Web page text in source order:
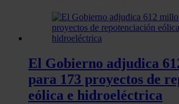
El Gobierno adjudica
para 173 proyectos de
eólica e hidroeléctrica